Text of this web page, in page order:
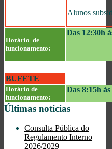
Alunos
Horário de
funcionamento:
Das 12:30h
BUFETE
Horário de
funcionamento:
Das 8:15h
Últimas notícias
Consulta Pública do
Regulamento Interno
2026/2029